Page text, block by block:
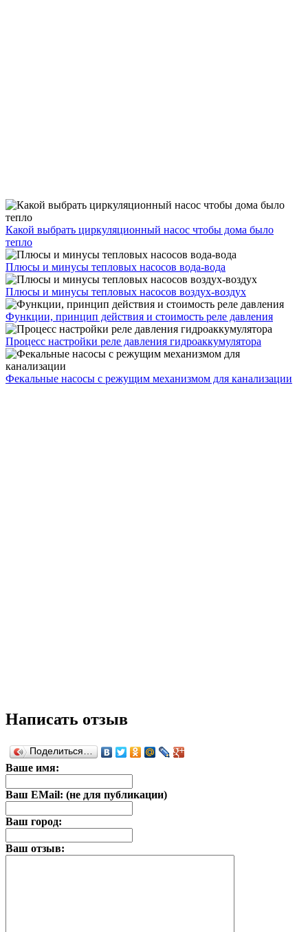
Какой выбрать циркуляционный насос чтобы дома было
тепло
Плюсы и минусы тепловых насосов вода-вода
Плюсы и минусы тепловых насосов воздух-воздух
Функции, принцип действия и стоимость реле давления
Процесс настройки реле давления гидроаккумулятора
Фекальные насосы с режущим механизмом для канализации
Написать отзыв
Поделиться…
Ваше имя:
Ваш EMail: (не для публикации)
Ваш город:
Ваш отзыв: